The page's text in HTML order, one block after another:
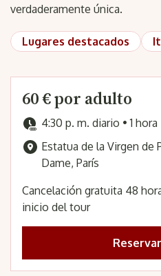
verdaderamente única.
Lugares destacados
60 € por adulto
4:30 p. m. diario • 1 hora
Estatua de la Virgen de
Dame, París
Cancelación gratuita 48
inicio del tour